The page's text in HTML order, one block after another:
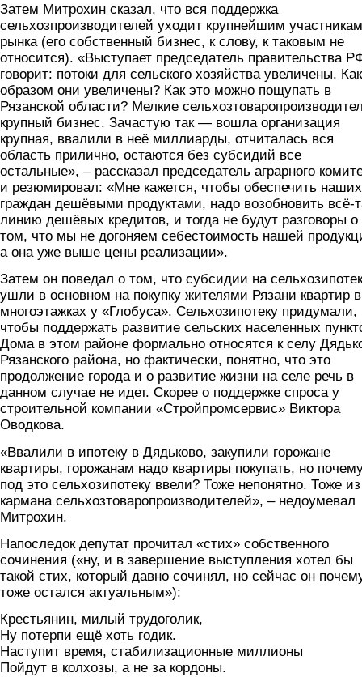
Затем Митрохин сказал, что вся поддержка
сельхозпроизводителей уходит крупнейшим участникам
рынка (его собственный бизнес, к слову, к таковым не
относится). «Выступает председатель правительства
говорит: потоки для сельского хозяйства увеличены.
образом они увеличены? Как это можно пощупать в
Рязанской области? Мелкие
крупный бизнес. Зачастую так — вошла организация
крупная, ввалили в неё миллиарды, отчиталась вся
область прилично, остаются без субсидий все
остальные», – рассказал председатель аграрного
и резюмировал: «Мне кажется, чтобы обеспечить наших
граждан дешёвыми продуктами, надо возобновить всё-
линию дешёвых кредитов, и тогда не будут разговоры о
том, что мы не догоняем себестоимость нашей
а она уже выше цены реализации».
Затем он поведал о том, что субсидии на
ушли в основном на покупку жителями Рязани квартир в
многоэтажках у «Глобуса». Сельхозипотеку придумали,
чтобы поддержать развитие сельских населенных
Дома в этом районе формально относятся к селу
Рязанского района, но фактически, понятно, что это
продолжение города и о развитие жизни на селе речь в
данном случае не идет. Скорее о поддержке спроса у
строительной компании «Стройпромсервис» Виктора
Оводкова.
«Ввалили в ипотеку в Дядьково, закупили горожане
квартиры, горожанам надо квартиры покупать, но
под это сельхозипотеку ввели? Тоже непонятно. Тоже из
кармана сельхозтоваропроизводителей», – недоумевал
Митрохин.
Напоследок депутат прочитал «стих» собственного
сочинения («ну, и в завершение выступления хотел бы
такой стих, который давно сочинял, но сейчас он
тоже остался актуальным»):
Крестьянин, милый трудоголик,
Ну потерпи ещё хоть годик.
Наступит время, стабилизационные миллионы
Пойдут в колхозы, а не за кордоны.